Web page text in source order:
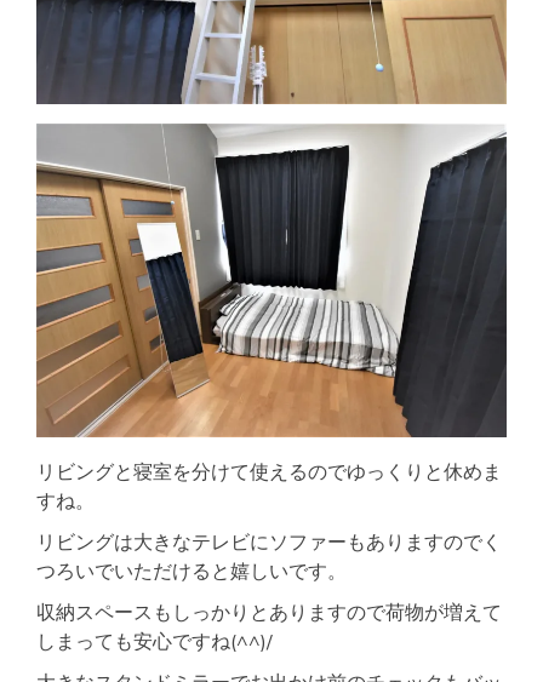
リビングと寝室を分けて使えるのでゆっくりと休めま
すね。
リビングは大きなテレビにソファーもありますのでく
つろいでいただけると嬉しいです。
収納スペースもしっかりとありますので荷物が増えて
しまっても安心ですね(^^)/